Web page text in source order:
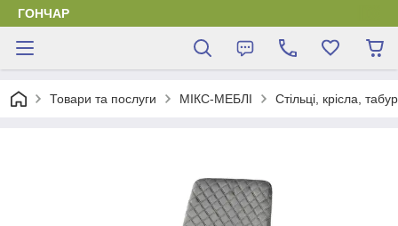
ГОНЧАР
Товари та послуги МІКС-МЕБЛІ Стільці, крісла,